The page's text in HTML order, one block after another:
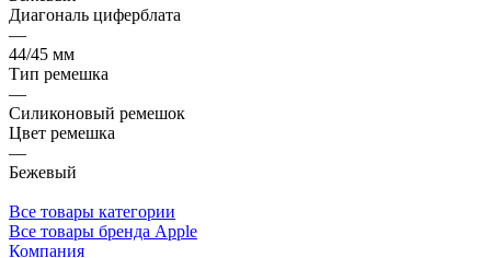
Диагональ циферблата
—
44/45 мм
Тип ремешка
—
Силиконовый ремешок
Цвет ремешка
—
Бежевый
Все товары категории
Все товары бренда Apple
Компания